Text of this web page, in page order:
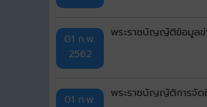
01 ก.พ.
2562
พระราชบัญญัติข้อมูลข่
01 ก.พ.
พระราชบัญญัติการจัด